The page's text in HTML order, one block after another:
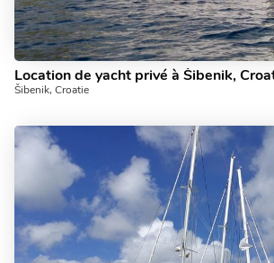
Šibenik, Croatie